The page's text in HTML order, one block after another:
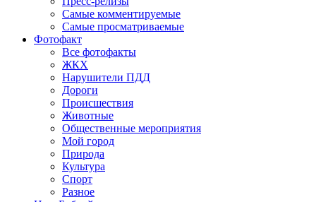
Самые комментируемые
Самые просматриваемые
Фотофакт
Все фотофакты
ЖКХ
Нарушители ПДД
Дороги
Происшествия
Животные
Общественные мероприятия
Мой город
Природа
Культура
Спорт
Разное